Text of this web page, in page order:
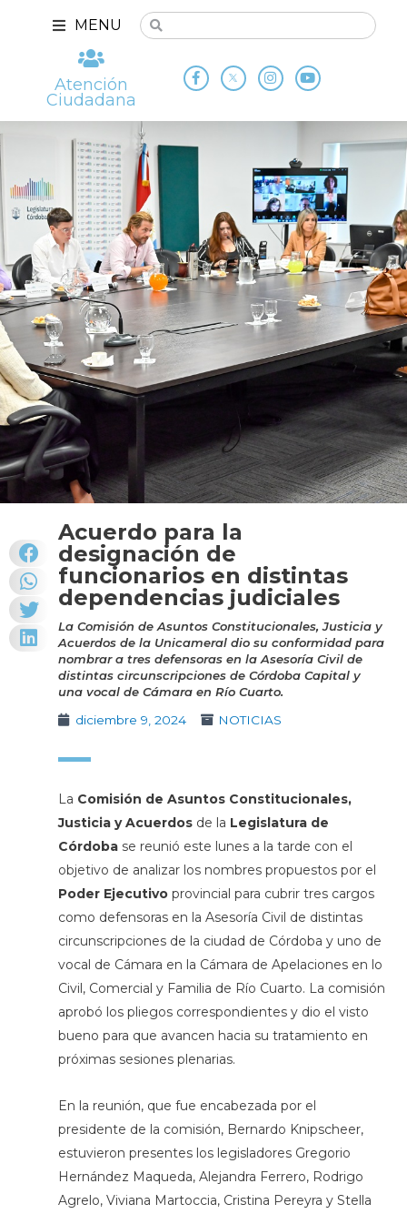
MENU
Atención
Ciudadana
Acuerdo para la
designación de
funcionarios en distintas
dependencias judiciales
La Comisión de Asuntos Constitucionales, Justicia y
Acuerdos de la Unicameral dio su conformidad para
nombrar a tres defensoras en la Asesoría Civil de
distintas circunscripciones de Córdoba Capital y
una vocal de Cámara en Río Cuarto.
diciembre 9, 2024
NOTICIAS
La Comisión de Asuntos Constitucionales,
Justicia y Acuerdosde la Legislatura de
Córdoba se reunió este lunes a la tarde con el
objetivo de analizar los nombres propuestos por el
Poder Ejecutivoprovincial para cubrir tres cargos
como defensoras en la Asesoría Civil de distintas
circunscripciones de la ciudad de Córdoba y uno de
vocal de Cámara en la Cámara de Apelaciones en lo
Civil, Comercial y Familia de Río Cuarto. La comisión
aprobó los pliegos correspondientes y dio el visto
bueno para que avancen hacia su tratamiento en
próximas sesiones plenarias.
En la reunión, que fue encabezada por el
presidente de la comisión, Bernardo Knipscheer,
estuvieron presentes los legisladores Gregorio
Hernández Maqueda, Alejandra Ferrero, Rodrigo
Agrelo, Viviana Martoccia, Cristina Pereyra y Stella